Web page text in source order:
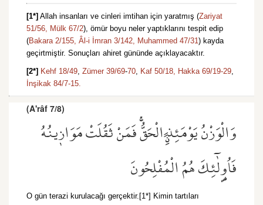
[1*] Allah insanları ve cinleri imtihan için yaratmış (Zariyat
51/56, Mülk 67/2), ömür boyu neler yaptıklarını tespit edip
(Bakara 2/155, Âl-i İmran 3/142, Muhammed 47/31) kayda
geçirtmiştir. Sonuçları ahiret gününde açıklayacaktır.
[2*] Kehf 18/49, Zümer 39/69-70, Kaf 50/18, Hakka 69/19-29,
İnşikak 84/7-15.
(A'râf 7/8)
وَالْوَزْنُ يَوْمَئِذٍۨ الْحَقُّۚ فَمَنْ ثَقُلَتْ مَوَاز۪ينُهُ
فَاُو۬لٰٓئِكَ هُمُ الْمُفْلِحُونَ
O gün terazi kurulacağı gerçektir.[1*] Kimin tartıları